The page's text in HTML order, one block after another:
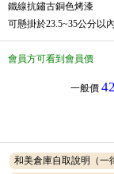
鐵線抗鏽古銅色烤漆
可懸掛於23.5~35公分以
會員方可看到會員價
一般價
和美倉庫自取說明（一